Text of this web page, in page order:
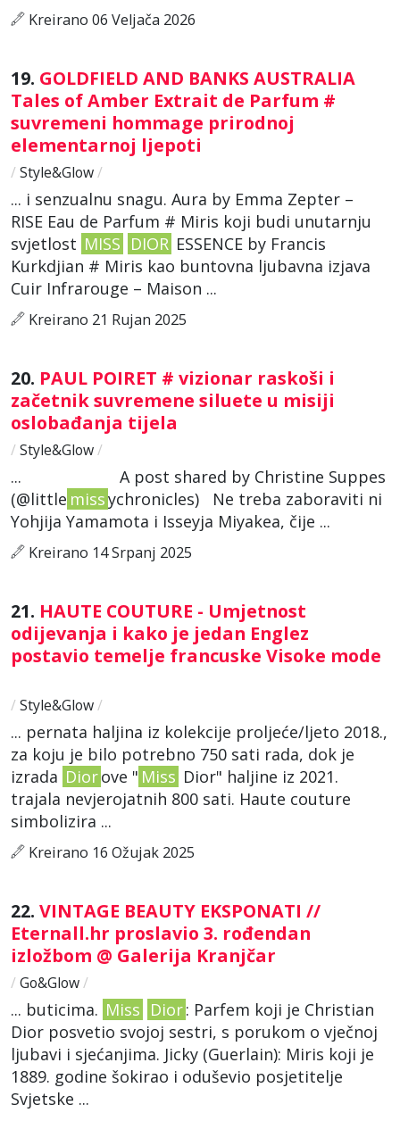
Kreirano 06 Veljača 2026
19. GOLDFIELD AND BANKS AUSTRALIA
Tales of Amber Extrait de Parfum #
suvremeni hommage prirodnoj
elementarnoj ljepoti
/ Style&Glow/
... i senzualnu snagu. Aura by Emma Zepter –
RISE Eau de Parfum # Miris koji budi unutarnju
svjetlost MISS DIOR ESSENCE by Francis
Kurkdjian # Miris kao buntovna ljubavna izjava
Cuir Infrarouge – Maison ...
Kreirano 21 Rujan 2025
20. PAUL POIRET # vizionar raskoši i
začetnik suvremene siluete u misiji
oslobađanja tijela
/ Style&Glow/
... A post shared by Christine Suppes
(@little missychronicles) Ne treba zaboraviti ni
Yohjija Yamamota i Isseyja Miyakea, čije ...
Kreirano 14 Srpanj 2025
21. HAUTE COUTURE - Umjetnost
odijevanja i kako je jedan Englez
postavio temelje francuske Visoke mode
/ Style&Glow/
... pernata haljina iz kolekcije proljeće/ljeto 2018.,
za koju je bilo potrebno 750 sati rada, dok je
izrada Diorove " Miss Dior" haljine iz 2021.
trajala nevjerojatnih 800 sati. Haute couture
simbolizira ...
Kreirano 16 Ožujak 2025
22. VINTAGE BEAUTY EKSPONATI //
Eternall.hr proslavio 3. rođendan
izložbom @ Galerija Kranjčar
/ Go&Glow/
... buticima. Miss Dior: Parfem koji je Christian
Dior posvetio svojoj sestri, s porukom o vječnoj
ljubavi i sjećanjima. Jicky (Guerlain): Miris koji je
1889. godine šokirao i oduševio posjetitelje
Svjetske ...